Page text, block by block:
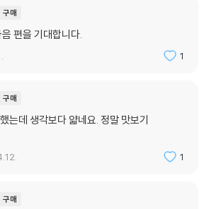
섬은 ‘천공의 성 라퓨타’라는 애니메이션의 모
렇게 세계 문학 고전은 한 권의 책으로 그치는 것
이에서 살아 숨 쉬고 있어요. 시대가 바뀌어도 변
있기 때문이지요. 고전에서 비롯돼 오늘날과
요
양한 문화
민 참여
구매
편을 기대합니다.
1
구매
는데 생각보다 얇네요. 정말 맛보기
1
구매